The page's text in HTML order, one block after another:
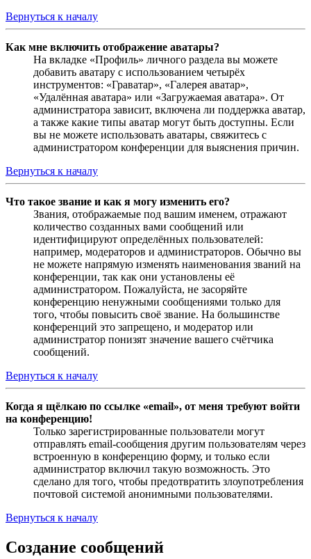
Вернуться к началу
Как мне включить отображение аватары?
На вкладке «Профиль» личного раздела вы можете
добавить аватару с использованием четырёх
инструментов: «Граватар», «Галерея аватар»,
«Удалённая аватара» или «Загружаемая аватара». От
администратора зависит, включена ли поддержка аватар,
а также какие типы аватар могут быть доступны. Если
вы не можете использовать аватары, свяжитесь с
администратором конференции для выяснения причин.
Вернуться к началу
Что такое звание и как я могу изменить его?
Звания, отображаемые под вашим именем, отражают
количество созданных вами сообщений или
идентифицируют определённых пользователей:
например, модераторов и администраторов. Обычно вы
не можете напрямую изменять наименования званий на
конференции, так как они установлены её
администратором. Пожалуйста, не засоряйте
конференцию ненужными сообщениями только для
того, чтобы повысить своё звание. На большинстве
конференций это запрещено, и модератор или
администратор понизят значение вашего счётчика
сообщений.
Вернуться к началу
Когда я щёлкаю по ссылке «email», от меня требуют войти
на конференцию!
Только зарегистрированные пользователи могут
отправлять email-сообщения другим пользователям через
встроенную в конференцию форму, и только если
администратор включил такую возможность. Это
сделано для того, чтобы предотвратить злоупотребления
почтовой системой анонимными пользователями.
Вернуться к началу
Создание сообщений